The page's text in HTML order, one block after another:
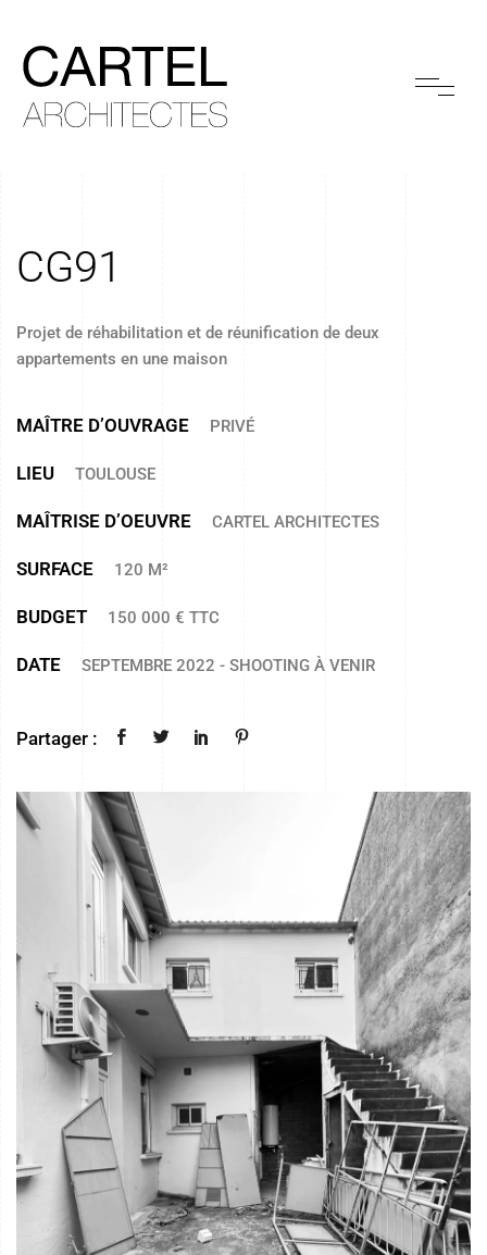
CG91
Projet de réhabilitation et de réunification de deux
appartements en une maison
MAÎTRE D’OUVRAGE PRIVÉ
LIEU TOULOUSE
MAÎTRISE D’OEUVRE CARTEL ARCHITECTES
SURFACE 120 M²
BUDGET 150 000 € TTC
DATE SEPTEMBRE 2022 - SHOOTING À VENIR
Partager :